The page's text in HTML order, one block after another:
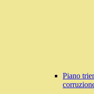
Piano